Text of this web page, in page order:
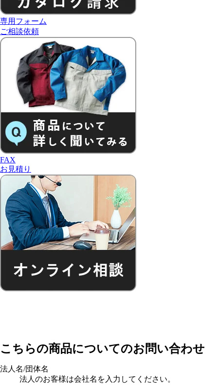
専用フォーム
ご相談依頼
FAX
お見積り
こちらの商品についてのお問い合わせ
法人名/団体名
法人のお客様は会社名を入力してください。